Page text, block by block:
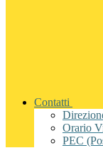
Contatti
Orario
PEC